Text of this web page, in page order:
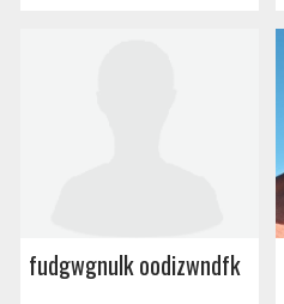
fudgwgnulk oodizwndfk